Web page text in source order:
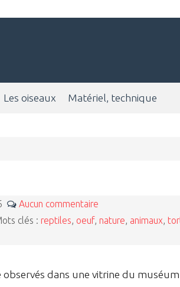
Les oiseaux Matériel, technique
Aucun commentaire
clés : reptiles oeuf, nature animaux
dans une vitrine du